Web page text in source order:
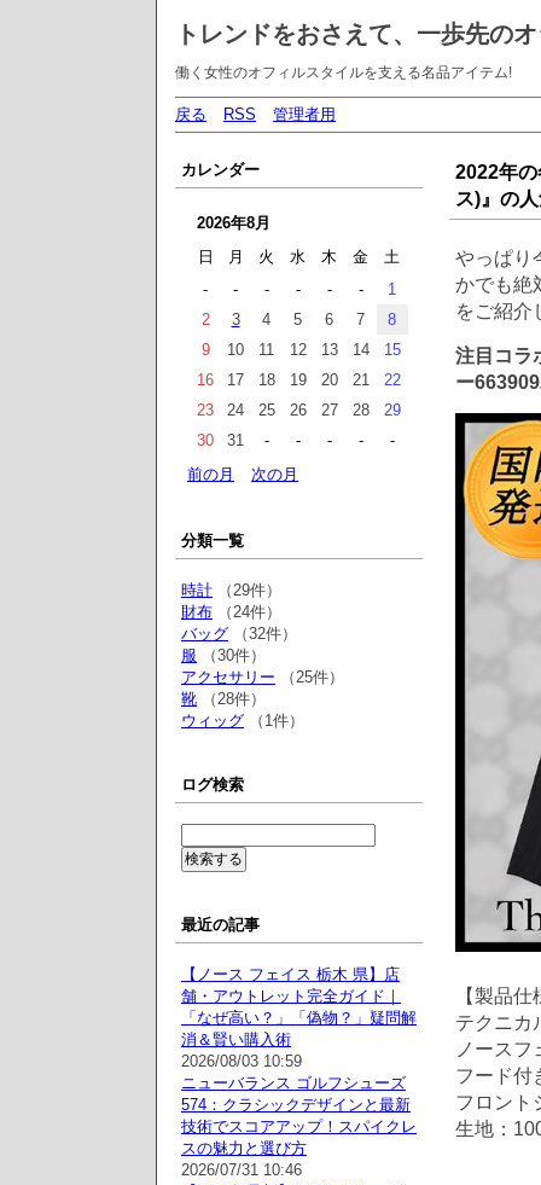
トレンドをおさえて、一歩先の
働く女性のオフィルスタイルを支える名品アイテム!
戻る RSS 管理者用
2022年
ス)』の
やっぱり
かでも絶
をご紹介
注目コラ
ー
【製品仕
テクニカ
ノース
フード付
フロント
生地：
カレンダー
2026年8月
日
月 火 水 木 金
土
-
- - - - -
1
2
3 4 5 6 7
8
9
10 11 12 13 14
15
16
17 18 19 20 21
22
23
24 25 26 27 28
29
30
31 - - - -
-
前の月
次の月
分類一覧
時計 （29件）
財布 （24件）
バッグ （32件）
服 （30件）
アクセサリー （25件）
靴 （28件）
ウィッグ （1件）
ログ検索
最近の記事
【ノース フェイス 栃木 県】店
舗・アウトレット完全ガイド｜
「なぜ高い？」「偽物？」疑問解
消＆賢い購入術
2026/08/03 10:59
ニューバランス ゴルフシューズ
574：クラシックデザインと最新
技術でスコアアップ！スパイクレ
スの魅力と選び方
2026/07/31 10:46